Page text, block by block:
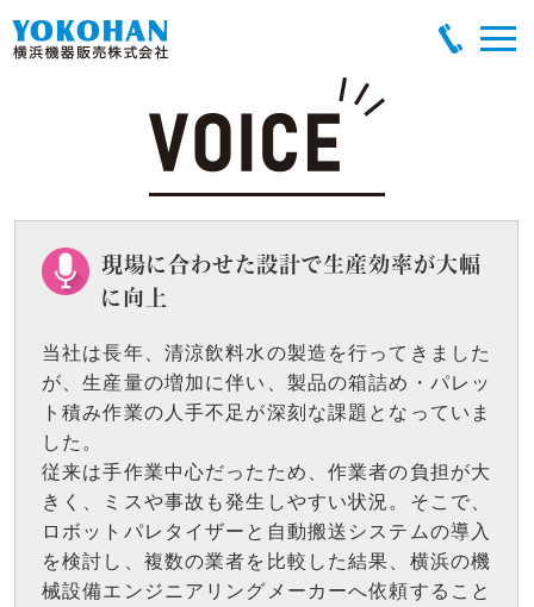
現場に合わせた設計で生産効率が大幅
に向上
当社は長年、清涼飲料水の製造を行ってきました
が、生産量の増加に伴い、製品の箱詰め・パレッ
ト積み作業の人手不足が深刻な課題となっていま
した。
従来は手作業中心だったため、作業者の負担が大
きく、ミスや事故も発生しやすい状況。そこで、
ロボットパレタイザーと自動搬送システムの導入
を検討し、複数の業者を比較した結果、横浜の機
械設備エンジニアリングメーカーへ依頼すること